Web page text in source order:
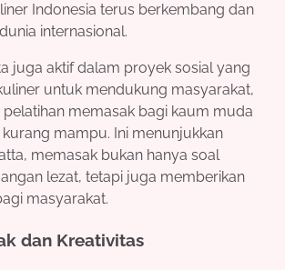
Indonesia terus berkembang dan
internasional.
juga aktif dalam proyek sosial yang
untuk mendukung masyarakat,
memasak bagi kaum muda
mampu. Ini menunjukkan
memasak bukan hanya soal
lezat, tetapi juga memberikan
masyarakat.
dan Kreativitas